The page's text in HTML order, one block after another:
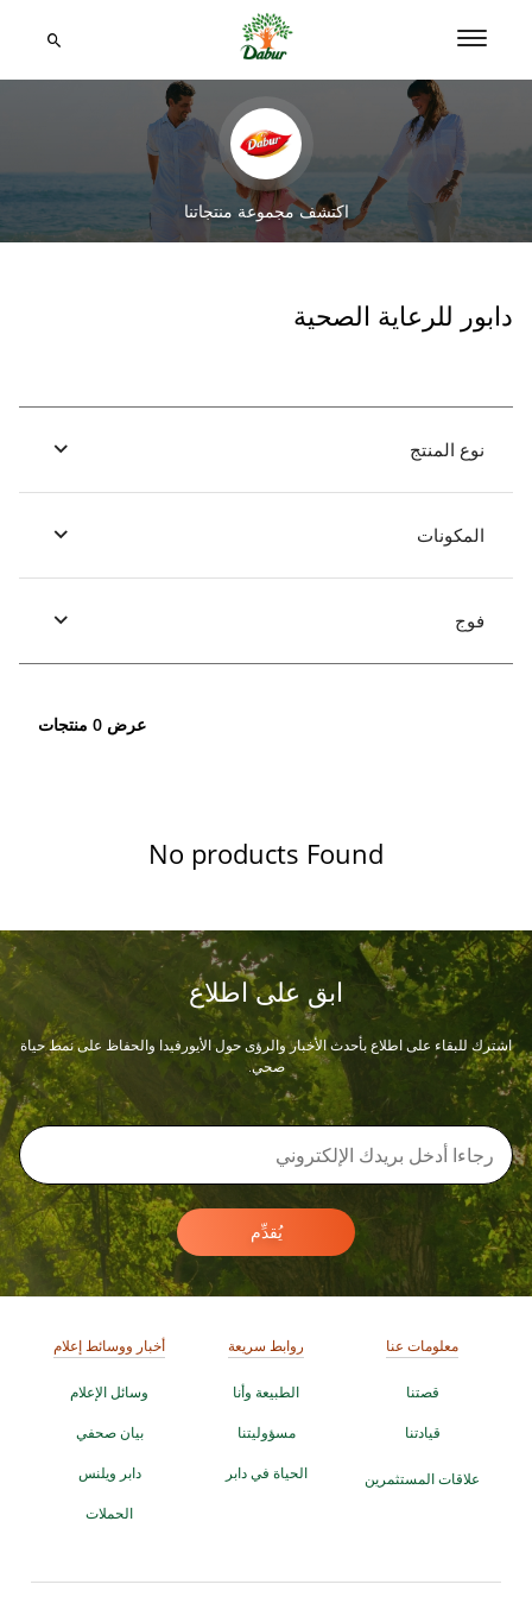
اكتشف مجموعة منتجاتنا
دابور للرعاية الصحية
نوع المنتج
المكونات
فوج
عرض 0 منتجات
No products Found
ابق على اطلاع
اشترك للبقاء على اطلاع بأحدث الأخبار والرؤى حول الأيورفيدا والحفاظ على نمط حياة
صحي.
يُقدِّم
معلومات عنا
قصتنا
قيادتنا
علاقات المستثمرين
روابط سريعة
الطبيعة وأنا
مسؤوليتنا
الحياة في دابر
أخبار ووسائط إعلام
وسائل الإعلام
بيان صحفي
دابر ويلنس
الحملات